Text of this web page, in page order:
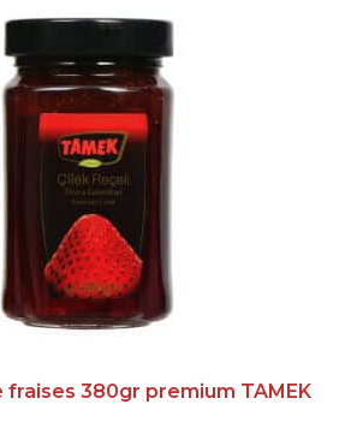
380gr premium TAMEK